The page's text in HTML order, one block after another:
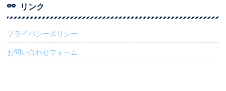
リンク
プライバシーポリシー
お問い合わせフォーム